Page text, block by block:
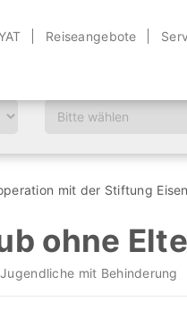
Reiseangebote
mit der Stiftung
ohne
mit Behinderung